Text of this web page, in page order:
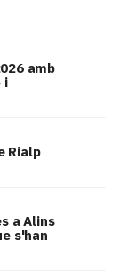
amb
i
Rialp
a Alins
s'han